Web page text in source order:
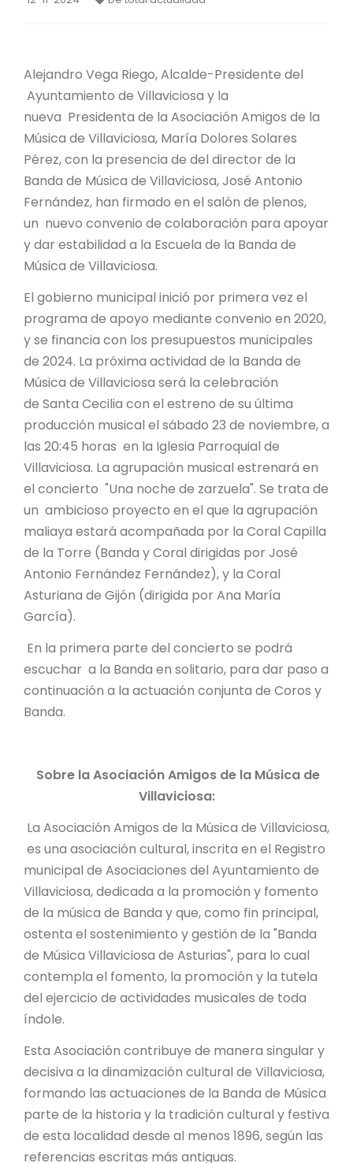
Alejandro Vega Riego, Alcalde-Presidente del
Ayuntamiento de Villaviciosa y la
nueva Presidenta de la Asociación Amigos de la
Música de Villaviciosa, María Dolores Solares
Pérez, con la presencia de del director de la
Banda de Música de Villaviciosa, José Antonio
Fernández, han firmado en el salón de plenos,
un nuevo convenio de colaboración para apoyar
y dar estabilidad a la Escuela de la Banda de
Música de Villaviciosa.
El gobierno municipal inició por primera vez el
programa de apoyo mediante convenio en 2020,
y se financia con los presupuestos municipales
de 2024. La próxima actividad de la Banda de
Música de Villaviciosa será la celebración
de Santa Cecilia con el estreno de su última
producción musical el sábado 23 de noviembre, a
las 20:45 horas en la Iglesia Parroquial de
Villaviciosa. La agrupación musical estrenará en
el concierto "Una noche de zarzuela". Se trata de
un ambicioso proyecto en el que la agrupación
maliaya estará acompañada por la Coral Capilla
de la Torre (Banda y Coral dirigidas por José
Antonio Fernández Fernández), y la Coral
Asturiana de Gijón (dirigida por Ana María
García).
En la primera parte del concierto se podrá
escuchar a la Banda en solitario, para dar paso a
continuación a la actuación conjunta de Coros y
Banda.
Sobre la Asociación Amigos de la Música de
Villaviciosa:
La Asociación Amigos de la Música de Villaviciosa,
es una asociación cultural, inscrita en el Registro
municipal de Asociaciones del Ayuntamiento de
Villaviciosa, dedicada a la promoción y fomento
de la música de Banda y que, como fin principal,
ostenta el sostenimiento y gestión de la "Banda
de Música Villaviciosa de Asturias", para lo cual
contempla el fomento, la promoción y la tutela
del ejercicio de actividades musicales de toda
índole.
Esta Asociación contribuye de manera singular y
decisiva a la dinamización cultural de Villaviciosa,
formando las actuaciones de la Banda de Música
parte de la historia y la tradición cultural y festiva
de esta localidad desde al menos 1896, según las
referencias escritas más antiguas.